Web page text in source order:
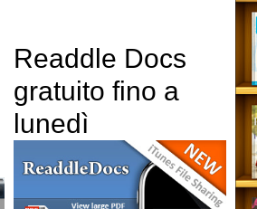
Readdle Docs
gratuito fino a
lunedì